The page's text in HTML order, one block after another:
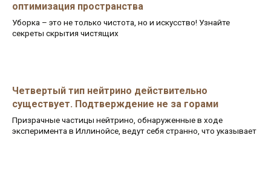
оптимизация пространства
Уборка – это не только чистота, но и искусство! Узнайте
секреты скрытия чистящих
Четвертый тип нейтрино действительно
существует. Подтверждение не за горами
Призрачные частицы нейтрино, обнаруженные в ходе
эксперимента в Иллинойсе, ведут себя странно, что указывает